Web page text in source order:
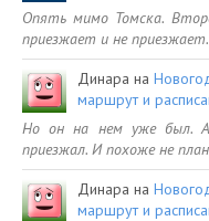
Опять мимо Томска.
приезжает и не
Динара на
маршрут и
Но он на нем уже был.
приезжал. И похоже не
Динара на
маршрут и